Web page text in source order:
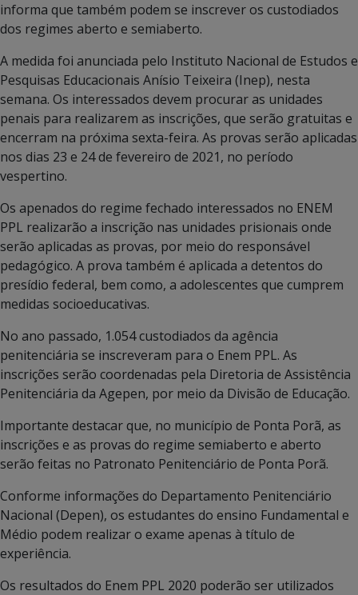
informa que também podem se inscrever os custodiados
dos regimes aberto e semiaberto.
A medida foi anunciada pelo Instituto Nacional de Estudos e
Pesquisas Educacionais Anísio Teixeira (Inep), nesta
semana. Os interessados devem procurar as unidades
penais para realizarem as inscrições, que serão gratuitas e
encerram na próxima sexta-feira. As provas serão aplicadas
nos dias 23 e 24 de fevereiro de 2021, no período
vespertino.
Os apenados do regime fechado interessados no ENEM
PPL realizarão a inscrição nas unidades prisionais onde
serão aplicadas as provas, por meio do responsável
pedagógico. A prova também é aplicada a detentos do
presídio federal, bem como, a adolescentes que cumprem
medidas socioeducativas.
No ano passado, 1.054 custodiados da agência
penitenciária se inscreveram para o Enem PPL. As
inscrições serão coordenadas pela Diretoria de Assistência
Penitenciária da Agepen, por meio da Divisão de Educação.
Importante destacar que, no município de Ponta Porã, as
inscrições e as provas do regime semiaberto e aberto
serão feitas no Patronato Penitenciário de Ponta Porã.
Conforme informações do Departamento Penitenciário
Nacional (Depen), os estudantes do ensino Fundamental e
Médio podem realizar o exame apenas à título de
experiência.
Os resultados do Enem PPL 2020 poderão ser utilizados